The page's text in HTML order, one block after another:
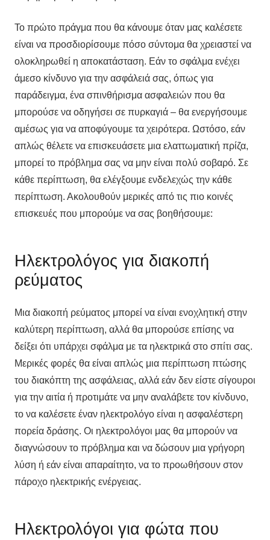
Το πρώτο πράγμα που θα κάνουμε όταν μας καλέσετε
είναι να προσδιορίσουμε πόσο σύντομα θα χρειαστεί να
ολοκληρωθεί η αποκατάσταση. Εάν το σφάλμα ενέχει
άμεσο κίνδυνο για την ασφάλειά σας, όπως για
παράδειγμα, ένα σπινθήρισμα ασφαλειών που θα
μπορούσε να οδηγήσει σε πυρκαγιά – θα ενεργήσουμε
αμέσως για να αποφύγουμε τα χειρότερα. Ωστόσο, εάν
απλώς θέλετε να επισκευάσετε μια ελαττωματική πρίζα,
μπορεί το πρόβλημα σας να μην είναι πολύ σοβαρό. Σε
κάθε περίπτωση, θα ελέγξουμε ενδελεχώς την κάθε
περίπτωση. Ακολουθούν μερικές από τις πιο κοινές
επισκευές που μπορούμε να σας βοηθήσουμε:
Ηλεκτρολόγος για διακοπή
ρεύματος
Μια διακοπή ρεύματος μπορεί να είναι ενοχλητική στην
καλύτερη περίπτωση, αλλά θα μπορούσε επίσης να
δείξει ότι υπάρχει σφάλμα με τα ηλεκτρικά στο σπίτι σας.
Μερικές φορές θα είναι απλώς μια περίπτωση πτώσης
του διακόπτη της ασφάλειας, αλλά εάν δεν είστε σίγουροι
για την αιτία ή προτιμάτε να μην αναλάβετε τον κίνδυνο,
το να καλέσετε έναν ηλεκτρολόγο είναι η ασφαλέστερη
πορεία δράσης. Οι ηλεκτρολόγοι μας θα μπορούν να
διαγνώσουν το πρόβλημα και να δώσουν μια γρήγορη
λύση ή εάν είναι απαραίτητο, να το προωθήσουν στον
πάροχο ηλεκτρικής ενέργειας.
Ηλεκτρολόγοι για φώτα που